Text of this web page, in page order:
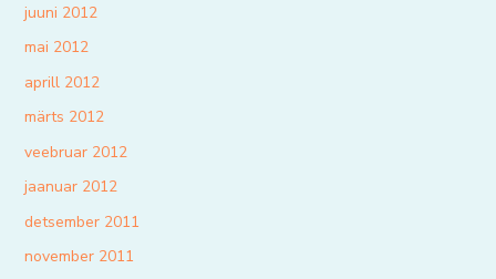
juuni 2012
mai 2012
aprill 2012
märts 2012
veebruar 2012
jaanuar 2012
detsember 2011
november 2011